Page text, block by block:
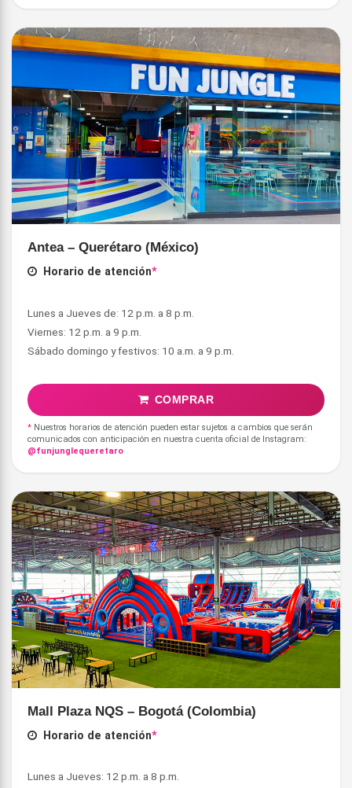
Antea – Querétaro (México)
Horario de atención*
Lunes a Jueves de: 12 p.m. a 8 p.m.
Viernes: 12 p.m. a 9 p.m.
COMPRAR
* Nuestros horarios de atención pueden estar sujetos a cambios que serán
comunicados con anticipación en nuestra cuenta oficial de Instagram:
@funjunglequeretaro
Mall Plaza NQS – Bogotá (Colombia)
Horario de atención*
Lunes a Jueves: 12 p.m. a 8 p.m.